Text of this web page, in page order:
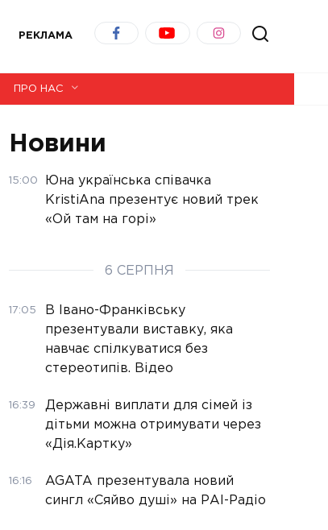
РЕКЛАМА
ПРО НАС
Новини
15:00
Юна українська співачка
KristiAna презентує новий трек
«Ой там на горі»
6 СЕРПНЯ
17:05
В Івано-Франківську
презентували виставку, яка
навчає спілкуватися без
стереотипів. Відео
16:39
Державні виплати для сімей із
дітьми можна отримувати через
«Дія.Картку»
16:16
AGATA презентувала новий
сингл «Сяйво душі» на РАІ-Радіо